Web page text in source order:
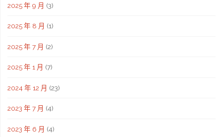
2025 年 9 月 (3)
2025 年 8 月 (1)
2025 年 7 月 (2)
2025 年 1 月 (7)
2024 年 12 月 (23)
2023 年 7 月 (4)
2023 年 6 月 (4)